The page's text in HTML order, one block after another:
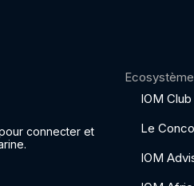
connecter et
IOM Club
Le
IOM